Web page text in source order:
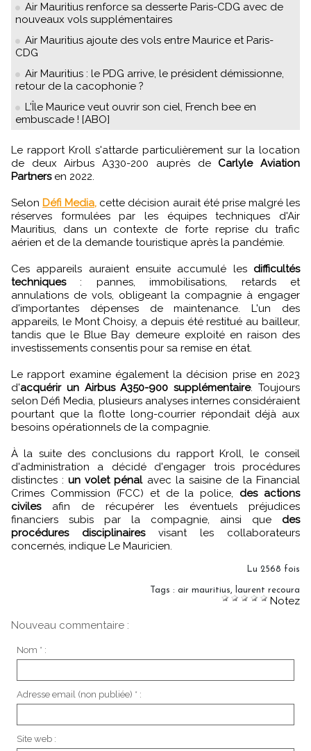
Air Mauritius renforce sa desserte Paris-CDG avec de
nouveaux vols supplémentaires
Air Mauritius ajoute des vols entre Maurice et Paris-
CDG
Air Mauritius : le PDG arrive, le président démissionne,
retour de la cacophonie ?
L'Île Maurice veut ouvrir son ciel, French bee en
embuscade ! [ABO]
Le rapport Kroll s'attarde particulièrement sur la location
de deux Airbus A330-200 auprès de Carlyle Aviation
Partnersen 2022.
Selon Défi Media, cette décision aurait été prise malgré les
réserves formulées par les équipes techniques d'Air
Mauritius, dans un contexte de forte reprise du trafic
aérien et de la demande touristique après la pandémie.
Ces appareils auraient ensuite accumulé les difficultés
techniques: pannes, immobilisations, retards et
annulations de vols, obligeant la compagnie à engager
d'importantes dépenses de maintenance. L'un des
appareils, le Mont Choisy, a depuis été restitué au bailleur,
tandis que le Blue Bay demeure exploité en raison des
investissements consentis pour sa remise en état.
Le rapport examine également la décision prise en 2023
d'acquérir un Airbus A350-900 supplémentaire. Toujours
selon Défi Media, plusieurs analyses internes considéraient
pourtant que la flotte long-courrier répondait déjà aux
besoins opérationnels de la compagnie.
À la suite des conclusions du rapport Kroll, le conseil
d'administration a décidé d'engager trois procédures
distinctes :un volet pénalavec la saisine de la Financial
Crimes Commission (FCC) et de la police, des actions
civilesafin de récupérer les éventuels préjudices
financiers subis par la compagnie, ainsi que des
procédures disciplinairesvisant les collaborateurs
concernés, indique Le Mauricien.
Lu 2568 fois
Tags : air mauritius, laurent recoura
Notez
Nouveau commentaire :
Nom * :
Adresse email (non publiée) * :
Site web :